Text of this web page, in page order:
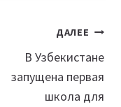
ДАЛЕЕ
В Узбекистане
запущена первая
школа для